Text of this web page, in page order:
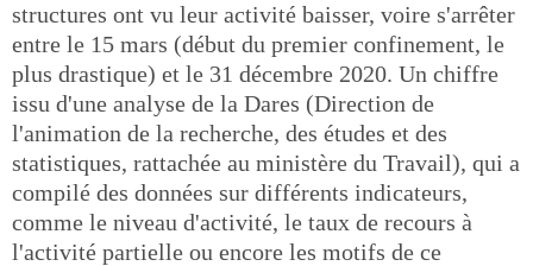
structures ont vu leur activité baisser, voire s'arrêter
entre le 15 mars (début du premier confinement, le
plus drastique) et le 31 décembre 2020. Un chiffre
issu d'une analyse de la Dares (Direction de
l'animation de la recherche, des études et des
statistiques, rattachée au ministère du Travail), qui a
compilé des données sur différents indicateurs,
comme le niveau d'activité, le taux de recours à
l'activité partielle ou encore les motifs de ce